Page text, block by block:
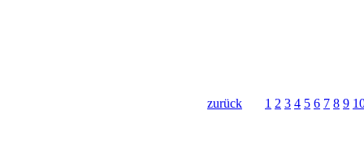
zurück 1 2 3 4 5 6 7 8 9